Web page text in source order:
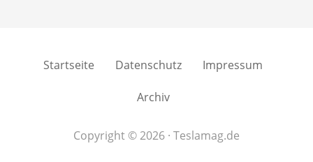
Startseite Datenschutz Impressum
Archiv
Copyright © 2026 · Teslamag.de